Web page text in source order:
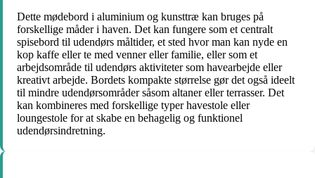
Dette mødebord i aluminium og kunsttræ kan bruges på
forskellige måder i haven. Det kan fungere som et centralt
spisebord til udendørs måltider, et sted hvor man kan nyde en
kop kaffe eller te med venner eller familie, eller som et
arbejdsområde til udendørs aktiviteter som havearbejde eller
kreativt arbejde. Bordets kompakte størrelse gør det også ideelt
til mindre udendørsområder såsom altaner eller terrasser. Det
kan kombineres med forskellige typer havestole eller
loungestole for at skabe en behagelig og funktionel
udendørsindretning.